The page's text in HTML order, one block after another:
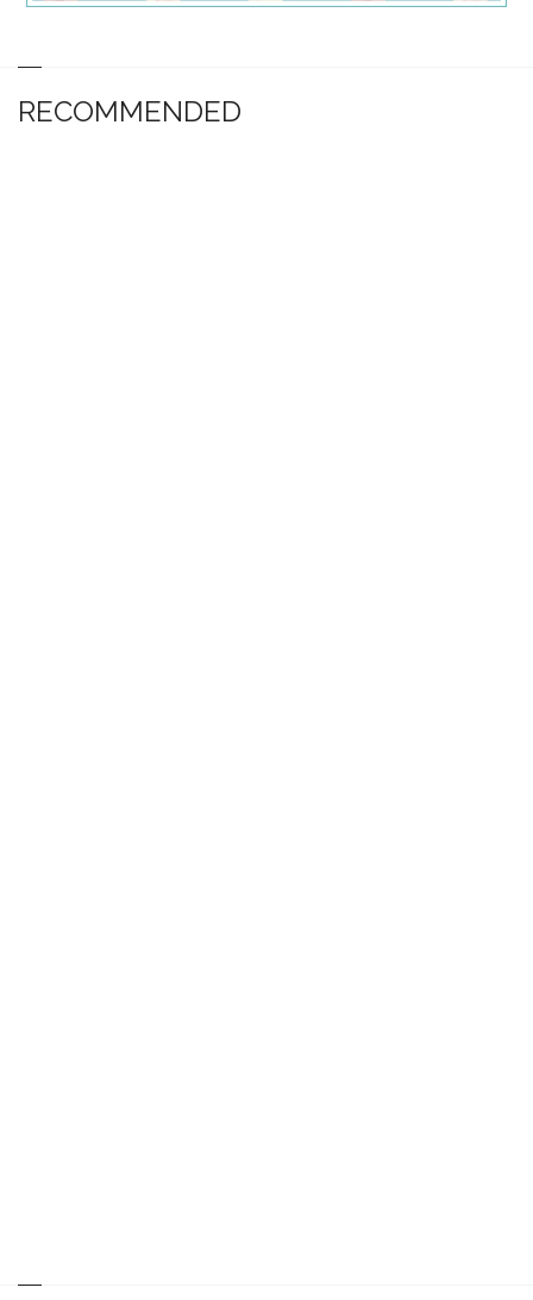
RECOMMENDED